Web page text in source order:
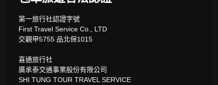
第一旅行社認證字號
First Travel Service Co., LTD
交觀甲5755 品北保1015
喜通旅行社
廣承泰交通事業股份有限公司
SHI TUNG TOUR TRAVEL SERVICE